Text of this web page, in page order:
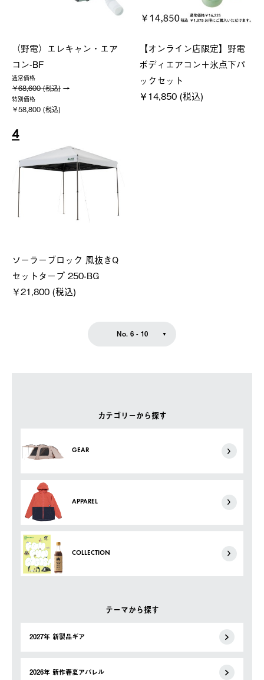
カテゴリーから探す
GEAR
APPAREL
COLLECTION
テーマから探す
2027年 新製品ギア
2026年 新作春夏アパレル
（野電）エレキャン・エア
コン-BF
通常価格
￥68,600 (税込)
特別価格
￥58,800 (税込)
【オンライン店限定】野電
ボディエアコン＋氷点下パ
ックセット
￥14,850 (税込)
4
ソーラーブロック 風抜きQ
セットタープ 250-BG
￥21,800 (税込)
No. 6 - 10